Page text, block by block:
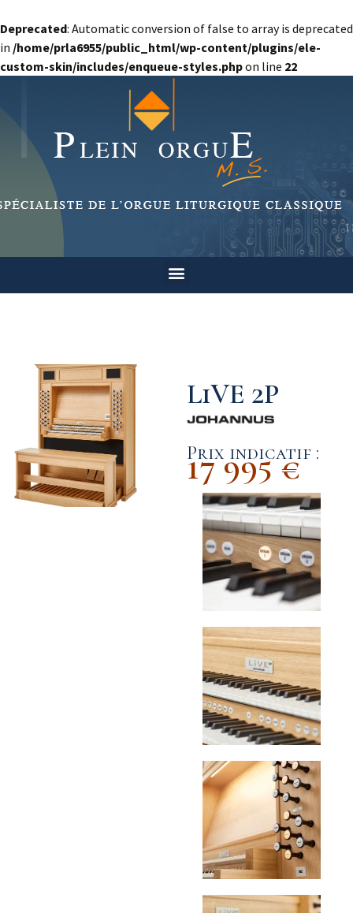
Deprecated: Automatic conversion of false to array is deprecated
in /home/prla6955/public_html/wp-content/plugins/ele-
custom-skin/includes/enqueue-styles.phpon line 22
LiVE 2P
Prix indicatif :
17 995 €